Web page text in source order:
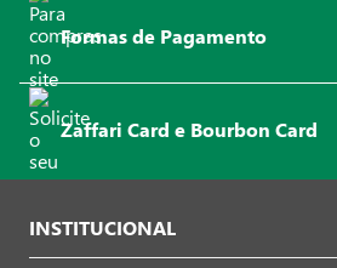
Formas de Pagamento
Zaffari Card e Bourbon Card
INSTITUCIONAL